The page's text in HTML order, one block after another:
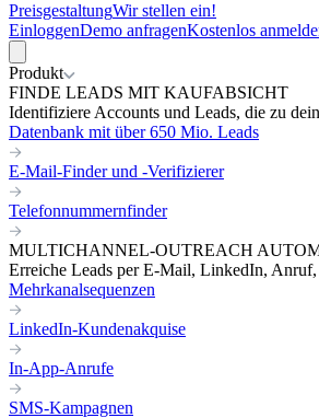
PreisgestaltungWir stellen ein!
EinloggenDemo anfragenKostenlos
Produkt
FINDE LEADS MIT KAUFABSICHT
Identifiziere Accounts und Leads, die zu
Datenbank mit über 650 Mio. Leads
E-Mail-Finder und -Verifizierer
Telefonnummernfinder
MULTICHANNEL-OUTREACH
Erreiche Leads per E-Mail, LinkedIn,
Mehrkanalsequenzen
LinkedIn-Kundenakquise
In-App-Anrufe
SMS-Kampagnen